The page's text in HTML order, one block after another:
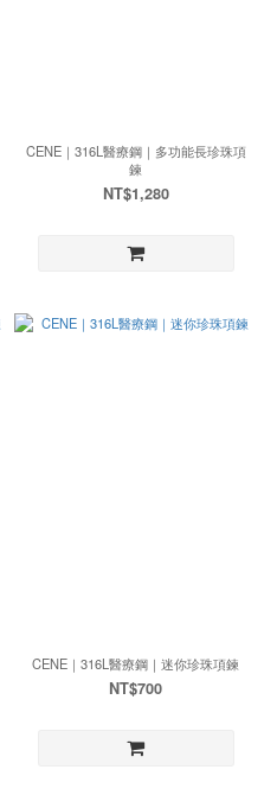
CENE｜316L醫療鋼｜多功能長珍珠項
鍊
NT$1,280
CENE｜316L醫療鋼｜迷你珍珠項鍊
NT$700